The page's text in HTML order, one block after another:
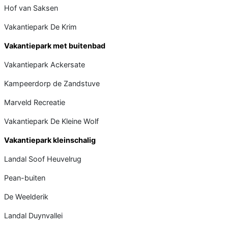
Hof van Saksen
Vakantiepark De Krim
Vakantiepark met buitenbad
Vakantiepark Ackersate
Kampeerdorp de Zandstuve
Marveld Recreatie
Vakantiepark De Kleine Wolf
Vakantiepark kleinschalig
Landal Soof Heuvelrug
Pean-buiten
De Weelderik
Landal Duynvallei